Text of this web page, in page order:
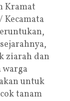
Kramat
ziarah dan
untuk
tanam